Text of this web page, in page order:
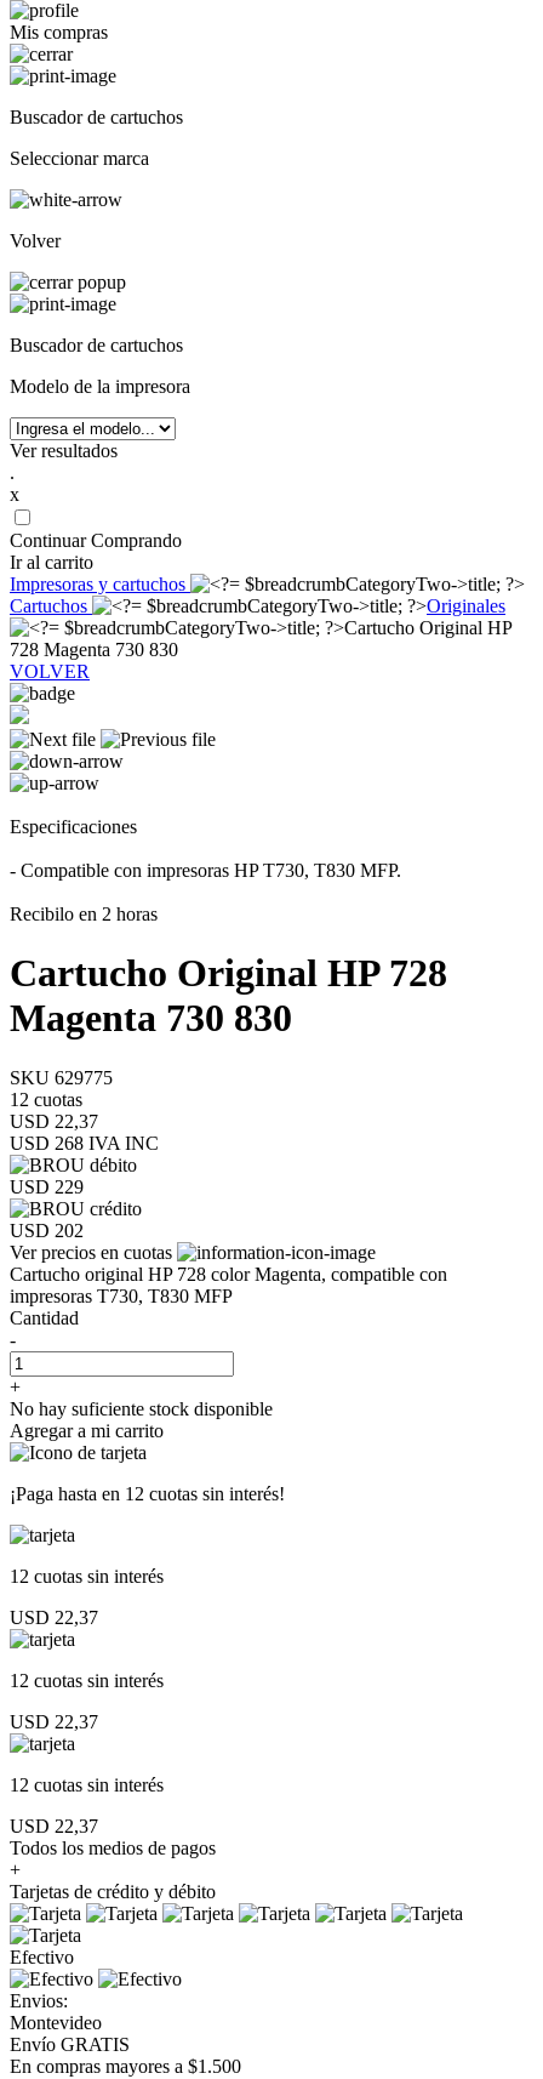
Mis compras
Buscador de cartuchos
Seleccionar marca
Volver
Buscador de cartuchos
Modelo de la impresora
Ver resultados
.
x
Continuar Comprando
Ir al carrito
Impresoras y cartuchos
Cartuchos
Originales
Cartucho Original HP
728 Magenta 730 830
VOLVER
Especificaciones
- Compatible con impresoras HP T730, T830 MFP.
Recibilo en 2 horas
Cartucho Original HP 728
Magenta 730 830
SKU 629775
12 cuotas
USD 22,37
USD 268 IVA INC
USD 229
USD 202
Ver precios en cuotas
Cartucho original HP 728 color Magenta, compatible con
impresoras T730, T830 MFP
Cantidad
-
+
No hay suficiente stock disponible
Agregar a mi carrito
¡Paga hasta en 12 cuotas sin interés!
12 cuotas sin interés
USD 22,37
12 cuotas sin interés
USD 22,37
12 cuotas sin interés
USD 22,37
Todos los medios de pagos
+
Tarjetas de crédito y débito
Efectivo
Envios:
Montevideo
Envío GRATIS
En compras mayores a $1.500